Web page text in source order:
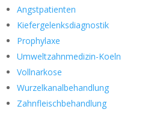
Angstpatienten
Kiefergelenksdiagnostik
Prophylaxe
Umweltzahnmedizin-Koeln
Vollnarkose
Wurzelkanalbehandlung
Zahnfleischbehandlung